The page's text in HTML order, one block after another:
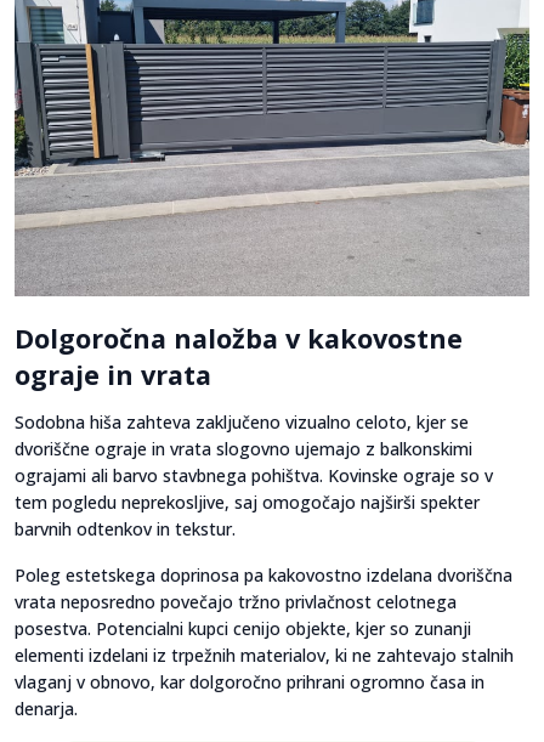
Dolgoročna naložba v kakovostne
ograje in vrata
Sodobna hiša zahteva zaključeno vizualno celoto, kjer se
dvoriščne ograje in vrata slogovno ujemajo z balkonskimi
ograjami ali barvo stavbnega pohištva. Kovinske ograje so v
tem pogledu neprekosljive, saj omogočajo najširši spekter
barvnih odtenkov in tekstur.
Poleg estetskega doprinosa pa kakovostno izdelana dvoriščna
vrata neposredno povečajo tržno privlačnost celotnega
posestva. Potencialni kupci cenijo objekte, kjer so zunanji
elementi izdelani iz trpežnih materialov, ki ne zahtevajo stalnih
vlaganj v obnovo, kar dolgoročno prihrani ogromno časa in
denarja.